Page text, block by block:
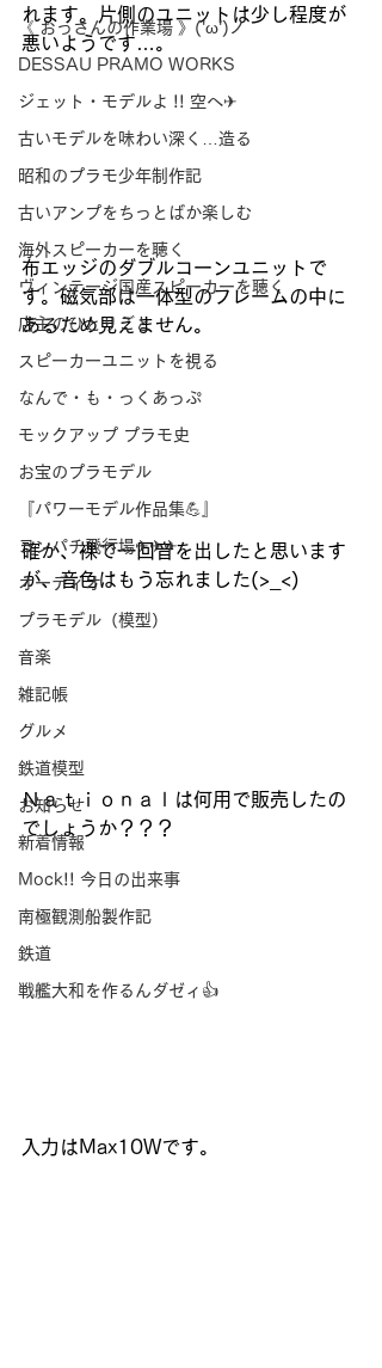
《 おっさんの作業場 》('ω')ノ
DESSAU PRAMO WORKS
ジェット・モデルよ !! 空へ✈
古いモデルを味わい深く…造る
昭和のプラモ少年制作記
古いアンプをちっとばか楽しむ
海外スピーカーを聴く
ヴィンテージ国産スピーカーを聴く
店主のひとりごと
スピーカーユニットを視る
なんで・も・っくあっぷ
モックアップ プラモ史
お宝のプラモデル
『パワーモデル作品集💪』
ヨンパチ飛行場✈✈✈
オーディオ
プラモデル（模型）
音楽
雑記帳
グルメ
鉄道模型
お知らせ
新着情報
Mock!! 今日の出来事
南極観測船製作記
鉄道
戦艦大和を作るんダゼィ👍
れます。片側のユニットは少し程度が
悪いようです…。
布エッジのダブルコーンユニットで
す。磁気部は一体型のフレームの中に
あるため見えません。
確か、裸で一回音を出したと思います
が、音色はもう忘れました(>_<)
Ｎａｔｉｏｎａｌは何用で販売したの
でしょうか？？？
入力はMax10Wです。